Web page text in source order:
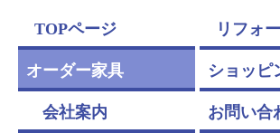
TOPページ リフォ
オーダー家具 ショッピ
会社案内 お問い合